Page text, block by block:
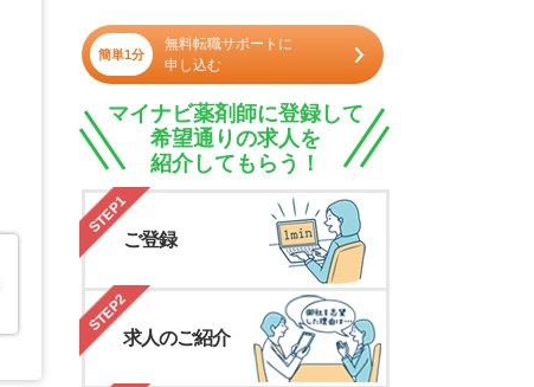
簡単1分
無料転職サポートに
申し込む
マイナビ薬剤師に登録して
希望通りの求人を
紹介してもらう！
STEP1
ご登録
STEP2
求人のご紹介